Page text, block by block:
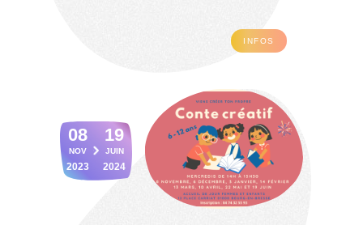
INFOS
08
NOV
2023
19
JUIN
2024